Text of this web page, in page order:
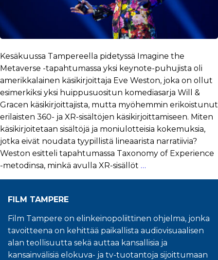
Kesäkuussa Tampereella pidetyssä Imagine the
Metaverse -tapahtumassa yksi keynote-puhujista oli
amerikkalainen käsikirjoittaja Eve Weston, joka on ollut
esimerkiksi yksi huippusuositun komediasarja Will &
Gracen käsikirjoittajista, mutta myöhemmin erikoistunut
erilaisten 360- ja XR-sisältöjen käsikirjoittamiseen. Miten
käsikirjoitetaan sisältöjä ja moniulotteisia kokemuksia,
jotka eivät noudata tyypillistä lineaarista narratiivia?
Weston esitteli tapahtumassa Taxonomy of Experience
-metodinsa, minkä avulla XR-sisällöt …
FILM TAMPERE
Film Tampere on elinkeinopoliittinen ohjelma, jonka
tavoitteena on kehittää paikallista audiovisuaalisen
alan teollisuutta sekä auttaa kansallisia ja
kansainvälisiä elokuva- ja tv-tuotantoja sijoittumaan